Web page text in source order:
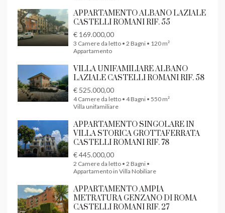
APPARTAMENTO ALBANO LAZIALE
CASTELLI ROMANI RIF. 55
€ 169.000,00
3 Camere da letto • 2 Bagni • 120 m²
Appartamento
VILLA UNIFAMILIARE ALBANO
LAZIALE CASTELLI ROMANI RIF. 58
€ 525.000,00
4 Camere da letto • 4 Bagni • 550 m²
Villa unifamiliare
APPARTAMENTO SINGOLARE IN
VILLA STORICA GROTTAFERRATA
CASTELLI ROMANI RIF. 78
€ 445.000,00
2 Camere da letto • 2 Bagni •
Appartamento in Villa Nobiliare
APPARTAMENTO AMPIA
METRATURA GENZANO DI ROMA
CASTELLI ROMANI RIF. 27